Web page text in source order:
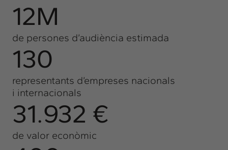
12M
de persones d’audiència estimada
130
representants d’empreses nacionals
i internacionals
31.932 €
de valor econòmic